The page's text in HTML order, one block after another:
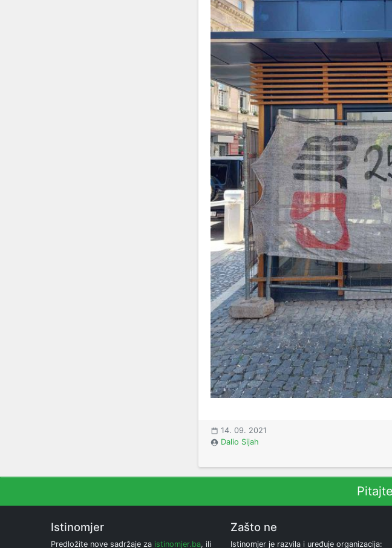
14. 09. 2021
Dalio Sijah
Istinomjer
Predložite nove sadržaje za istinomjer.ba, ili
Zašto ne
Istinomjer je razvila i uređuje organizacija: